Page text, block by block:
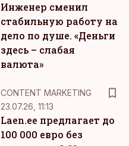
Инженер сменил
стабильную работу на
дело по душе. «Деньги
здесь – слабая
валюта»
CONTENT MARKETING
23.07.26, 11:13
Laen.ee предлагает до
100 000 евро без